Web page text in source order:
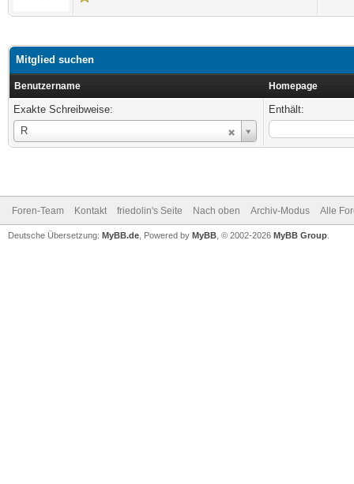
Mitglied suchen
Benutzername Homepage
Exakte Schreibweise:
R
Benutzername
Enthält:
Foren-Team Kontakt friedolin's Seite Nach oben Archiv-Modus Alle
Deutsche Übersetzung: MyBB.de , Powered by MyBB , © 2002-2026 MyBB Group